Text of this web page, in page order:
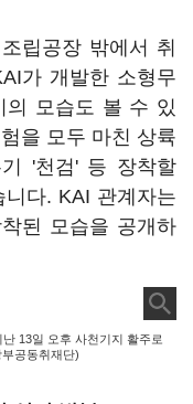
립공장 밖에서 취
가 개발한 소형무
의 모습도 볼 수 있
을 모두 마친 상륙
'천검' 등 장착할
다. KAI 관계자는
된 모습을 공개하
13일 오후 사천기지 활주로
공동취재단)